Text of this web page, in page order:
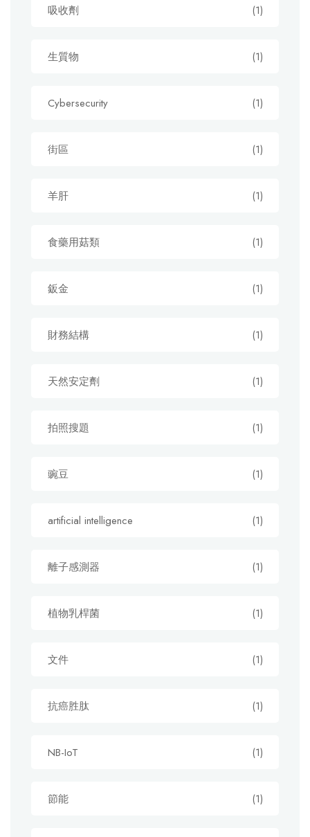
吸收劑 (1)
生質物 (1)
Cybersecurity (1)
街區 (1)
羊肝 (1)
食藥用菇類 (1)
鈑金 (1)
財務結構 (1)
天然安定劑 (1)
拍照搜題 (1)
豌豆 (1)
artificial intelligence (1)
離子感測器 (1)
植物乳桿菌 (1)
文件 (1)
抗癌胜肽 (1)
NB-IoT (1)
節能 (1)